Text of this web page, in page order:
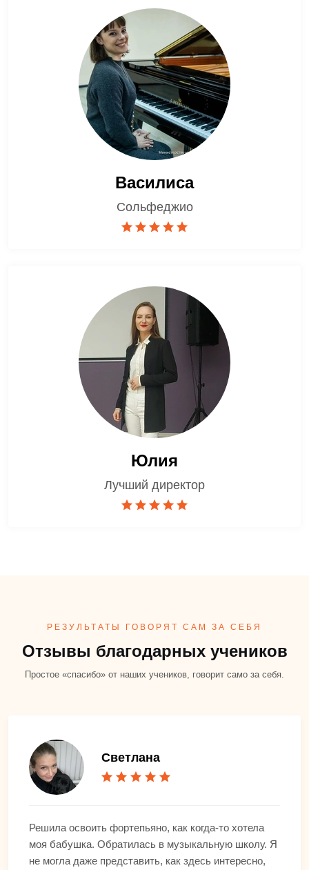
Василиса
Сольфеджио
Юлия
Лучший директор
РЕЗУЛЬТАТЫ ГОВОРЯТ САМ ЗА СЕБЯ
Отзывы благодарных учеников
Простое «спасибо» от наших учеников, говорит само за себя.
Светлана
Решила освоить фортепьяно, как когда-то хотела
моя бабушка. Обратилась в музыкальную школу. Я
не могла даже представить, как здесь интересно,